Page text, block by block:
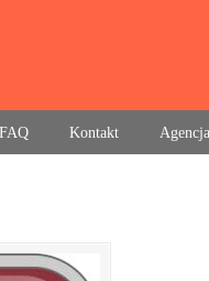
FAQ Kontakt